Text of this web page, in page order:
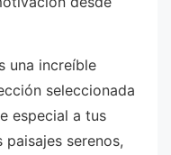
una increíble
seleccionada
especial a tus
paisajes serenos,